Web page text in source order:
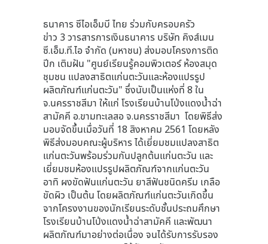
ธนาคาร ซีไอเอ็มบี ไทย ร่วมกับครอบครัว
ข่าว 3 วารสารการเงินธนาคาร บริษัท คิงส์เมน
ซี.เอ็ม.ที.ไอ จำกัด (มหาชน) ส่งมอบโครงการติด
ปีก เติมฝัน "ศูนย์เรียนรู้คอมพิวเตอร์ ห้องสมุด
ชุมชน แปลงสาธิตแก่นตะวันและห้องแปรรูป
ผลิตภัณฑ์แก่นตะวัน" ซึ่งนับเป็นแห่งที่ 8 ใน
จ.นครราชสีมา ให้แก่ โรงเรียนบ้านโป่งแดงน้ำฉ่า
สามัคคี อ.ขามทะเลสอ จ.นครราชสีมา โดยพิธีส่ง
มอบจัดขึ้นเมื่อวันที่ 18 สิงหาคม 2561 โดยหลัง
พิธีส่งมอบคณะผู้บริหาร ได้เยี่ยมชมแปลงสาธิต
แก่นตะวันพร้อมร่วมกันปลูกต้นแก่นตะวัน และ
เยี่ยมชมห้องแปรรูปผลิตภัณฑ์จากแก่นตะวัน
อาทิ ผงขัดฟันแก่นตะวัน ยาสีฟันชนิดครีม เกลือ
ขัดผิว เป็นต้น โดยผลิตภัณฑ์แก่นตะวันเกิดขึ้น
จากโครงงานของนักเรียนระดับชั้นประถมศึกษา
โรงเรียนบ้านโป่งแดงน้ำฉ่าสามัคคี และพัฒนา
ผลิตภัณฑ์มาอย่างต่อเนื่อง จนได้รับการรับรอง